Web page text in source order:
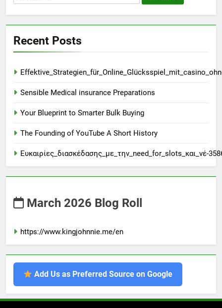
for:
Recent Posts
Sensible Medical insurance Preparations
Your Blueprint to Smarter Bulk Buying
The Founding of YouTube A Short History
Ευκαιρίες_διασκέδασης_με_την_need_for_slots_και_νέ-
March 2026 Blog Roll
https://www.kingjohnnie.me/en
Add Us as Preferred Source on Google